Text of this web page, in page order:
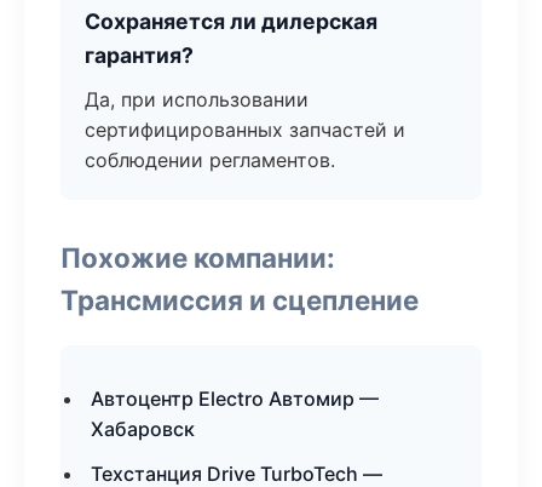
Сохраняется ли дилерская
гарантия?
Да, при использовании
сертифицированных запчастей и
соблюдении регламентов.
Похожие компании:
Трансмиссия и сцепление
Автоцентр Electro Автомир —
Хабаровск
Техстанция Drive TurboTech —